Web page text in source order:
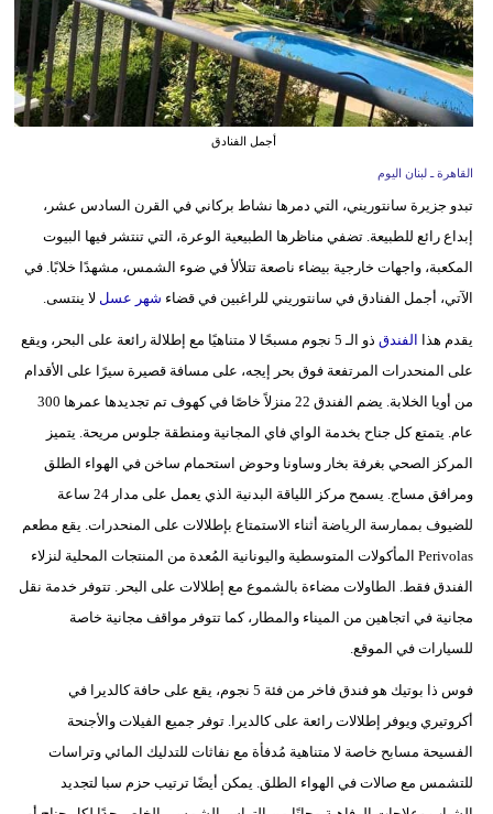
أخبار
إعلام
تعليم
أزياء
إسلامية
بيئة
أبراج
فيديو
سيارات
أجمل الفنادق
القاهرة ـ لبنان اليوم
تبدو جزيرة سانتوريني، التي دمرها نشاط بركاني في القرن السادس عشر،
إبداع رائع للطبيعة. تضفي مناظرها الطبيعية الوعرة، التي تنتشر فيها البيوت
المكعبة، واجهات خارجية بيضاء ناصعة تتلألأ في ضوء الشمس، مشهدًا خلابًا. في
الآتي، أجمل الفنادق في سانتوريني للراغبين في قضاء شهر عسل لا ينتسى.
يقدم هذا الفندق
ذو الـ 5 نجوم مسبحًا لا متناهيًا مع إطلالة رائعة على البحر، ويقع
على المنحدرات المرتفعة فوق بحر إيجه، على مسافة قصيرة سيرًا على الأقدام
من أويا الخلابة. يضم الفندق 22 منزلاً خاصًا في كهوف تم تجديدها عمرها 300
عام. يتمتع كل جناح بخدمة الواي فاي المجانية ومنطقة جلوس مريحة. يتميز
المركز الصحي بغرفة بخار وساونا وحوض استحمام ساخن في الهواء الطلق
ومرافق مساج. يسمح مركز اللياقة البدنية الذي يعمل على مدار 24 ساعة
للضيوف بممارسة الرياضة أثناء الاستمتاع بإطلالات على المنحدرات. يقع مطعم
Perivolas المأكولات المتوسطية واليونانية المُعدة من المنتجات المحلية لنزلاء
الفندق فقط. الطاولات مضاءة بالشموع مع إطلالات على البحر. تتوفر خدمة نقل
مجانية في اتجاهين من الميناء والمطار، كما تتوفر مواقف مجانية خاصة
للسيارات في الموقع.
فوس ذا بوتيك هو فندق فاخر من فئة 5 نجوم، يقع على حافة كالديرا في
أكروتيري ويوفر إطلالات رائعة على كالديرا. توفر جميع الفيلات والأجنحة
الفسيحة مسابح خاصة لا متناهية مُدفأة مع نفاثات للتدليك المائي وتراسات
للتشمس مع صالات في الهواء الطلق. يمكن أيضًا ترتيب حزم سبا لتجديد